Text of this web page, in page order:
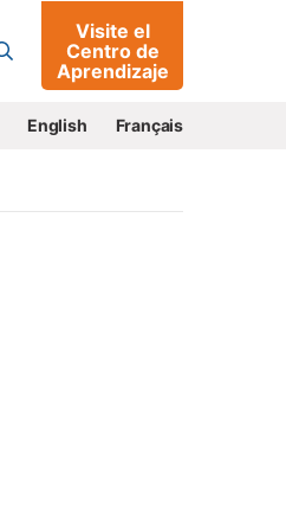
Buscar
Visite el
Centro de
Aprendizaje
English Français